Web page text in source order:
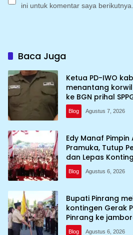
ini untuk komentar saya berikutnya.
Baca Juga
Ketua PD-IWO
menantang korwil
ke BGN prihal
memenuhi syarat
persyaratan teknis
Blog Agustus 7, 2026
Edy Manaf
Pramuka, Tutup
dan Lepas
Blog Agustus 6, 2026
Bupati Pinrang
kontingen Gerak
Pinrang ke
kebumi
Blog Agustus 6, 2026